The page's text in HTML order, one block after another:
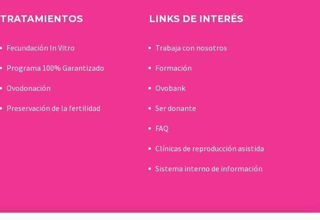
TRATAMIENTOS
Fecundación In Vitro
Programa 100% Garantizado
Ovodonación
Preservación de la fertilidad
LINKS DE INTERÉS
Trabaja con nosotros
Formación
Ovobank
Ser donante
FAQ
Clínicas de reproducción asistida
Sistema interno de información